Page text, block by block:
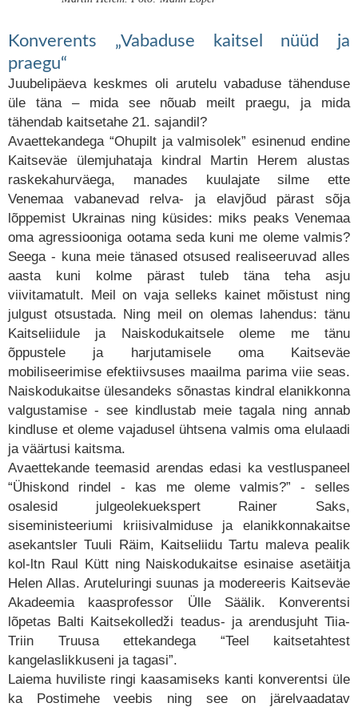
Konverents „Vabaduse kaitsel nüüd ja
praegu“
Juubelipäeva keskmes oli arutelu vabaduse tähenduse
üle täna – mida see nõuab meilt praegu, ja mida
tähendab kaitsetahe 21. sajandil?
Avaettekandega “Ohupilt ja valmisolek” esinenud endine
Kaitseväe ülemjuhataja kindral Martin Herem alustas
raskekahurväega, manades kuulajate silme ette
Venemaa vabanevad relva- ja elavjõud pärast sõja
lõppemist Ukrainas ning küsides: miks peaks Venemaa
oma agressiooniga ootama seda kuni me oleme valmis?
Seega - kuna meie tänased otsused realiseeruvad alles
aasta kuni kolme pärast tuleb täna teha asju
viivitamatult. Meil on vaja selleks kainet mõistust ning
julgust otsustada. Ning meil on olemas lahendus: tänu
Kaitseliidule ja Naiskodukaitsele oleme me tänu
õppustele ja harjutamisele oma Kaitseväe
mobiliseerimise efektiivsuses maailma parima viie seas.
Naiskodukaitse ülesandeks sõnastas kindral elanikkonna
valgustamise - see kindlustab meie tagala ning annab
kindluse et oleme vajadusel ühtsena valmis oma elulaadi
ja väärtusi kaitsma.
Avaettekande teemasid arendas edasi ka vestluspaneel
“Ühiskond rindel - kas me oleme valmis?” - selles
osalesid julgeolekuekspert Rainer Saks,
siseministeeriumi kriisivalmiduse ja elanikkonnakaitse
asekantsler Tuuli Räim, Kaitseliidu Tartu maleva pealik
kol-ltn Raul Kütt ning Naiskodukaitse esinaise asetäitja
Helen Allas. Aruteluringi suunas ja modereeris Kaitseväe
Akadeemia kaasprofessor Ülle Säälik. Konverentsi
lõpetas Balti Kaitsekolledži teadus- ja arendusjuht Tiia-
Triin Truusa ettekandega “Teel kaitsetahtest
kangelaslikkuseni ja tagasi”.
Laiema huviliste ringi kaasamiseks kanti konverentsi üle
ka Postimehe veebis ning see on järelvaadatav